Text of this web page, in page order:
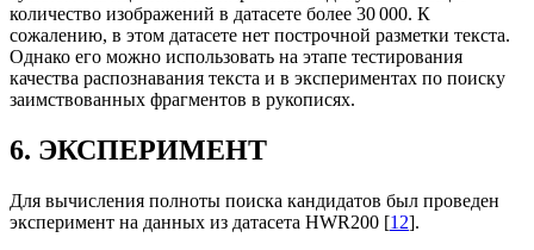
количество изображений в датасете более 30 000. К
сожалению, в этом датасете нет построчной разметки текста.
Однако его можно использовать на этапе тестирования
качества распознавания текста и в экспериментах по поиску
заимствованных фрагментов в рукописях.
6. ЭКСПЕРИМЕНТ
Для вычисления полноты поиска кандидатов был проведен
эксперимент на данных из датасета HWR200 [12].